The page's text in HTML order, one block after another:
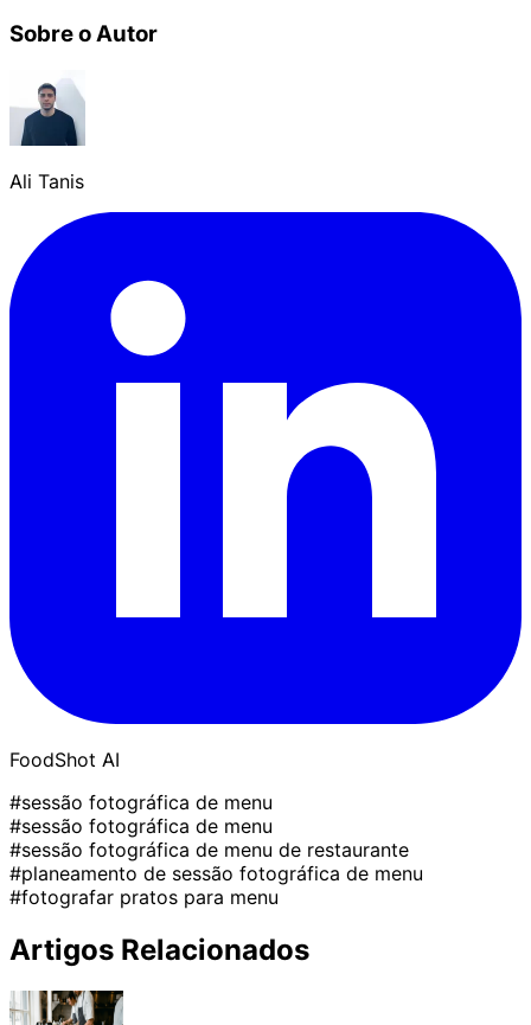
Sobre o Autor
Ali Tanis
FoodShot AI
#sessão fotográfica de menu
#sessão fotográfica de menu
#sessão fotográfica de menu de restaurante
#planeamento de sessão fotográfica de menu
#fotografar pratos para menu
Artigos Relacionados